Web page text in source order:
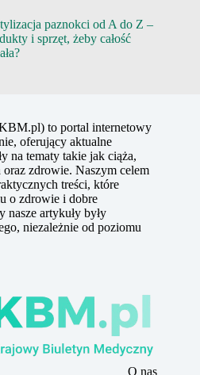
paznokci od A do Z –
i sprzęt, żeby całość
to portal internetowy
oferujący aktualne
na tematy takie jak ciąża,
zdrowie. Naszym celem
treści, które
o zdrowie i dobre
nasze artykuły były
niezależnie od poziomu
O nas